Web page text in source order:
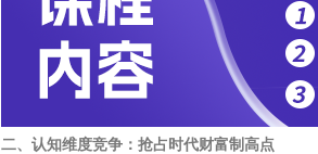
二、 认知维度竞争：抢占时代财富制高点